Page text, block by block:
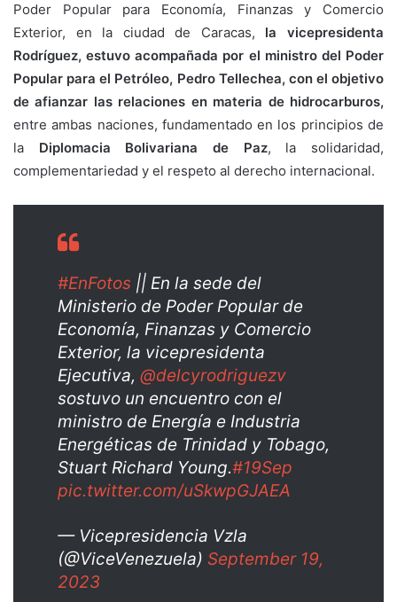
Poder Popular para Economía, Finanzas y Comercio
Exterior, en la ciudad de Caracas, la vicepresidenta
Rodríguez, estuvo acompañada por el ministro del Poder
Popular para el Petróleo, Pedro Tellechea, con el objetivo
de afianzar las relaciones en materia de hidrocarburos,
entre ambas naciones, fundamentado en los principios de
la Diplomacia Bolivariana de Paz, la solidaridad,
complementariedad y el respeto al derecho internacional.
#EnFotos || En la sede del
Ministerio de Poder Popular de
Economía, Finanzas y Comercio
Exterior, la vicepresidenta
Ejecutiva, @delcyrodriguezv
sostuvo un encuentro con el
ministro de Energía e Industria
Energéticas de Trinidad y Tobago,
Stuart Richard Young.#19Sep
pic.twitter.com/uSkwpGJAEA
— Vicepresidencia Vzla
(@ViceVenezuela) September 19,
2023